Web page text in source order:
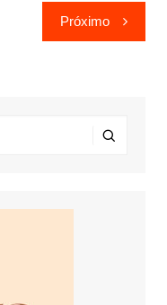
Próximo